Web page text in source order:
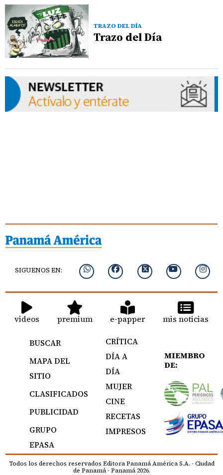
TRAZO DEL DÍA
Trazo del Día
SIGUENOS EN:
videos premium e-papper mis noticias
BUSCAR
MAPA DEL
SITIO
CLASIFICADOS
PUBLICIDAD
GRUPO
EPASA
CRÍTICA
DÍA A
DÍA
MUJER
CINE
RECETAS
IMPRESOS
MIEMBRO
DE:
Todos los derechos reservados Editora Panamá América S.A. - Ciudad
de Panamá - Panamá 2026.